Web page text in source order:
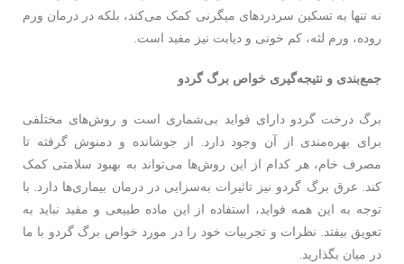
نه تنها به تسکین سردردهای میگرنی کمک می‌کند، بلکه در درمان ورم
روده، ورم لثه، کم خونی و دیابت نیز مفید است.
جمع‌بندی و نتیجه‌گیری خواص برگ گردو
برگ درخت گردو دارای فواید بی‌شماری است و روش‌های مختلفی
برای بهره‌مندی از آن وجود دارد. از جوشانده و دمنوش گرفته تا
مصرف خام، هر کدام از این روش‌ها می‌تواند به بهبود سلامتی کمک
کند. عرق برگ گردو نیز تاثیرات به‌سزایی در درمان بیماری‌ها دارد. با
توجه به این همه فواید، استفاده از این ماده طبیعی و مفید نباید به
تعویق بیفتد. نظرات و تجربیات خود را در مورد خواص برگ گردو با ما
در میان بگذارید.